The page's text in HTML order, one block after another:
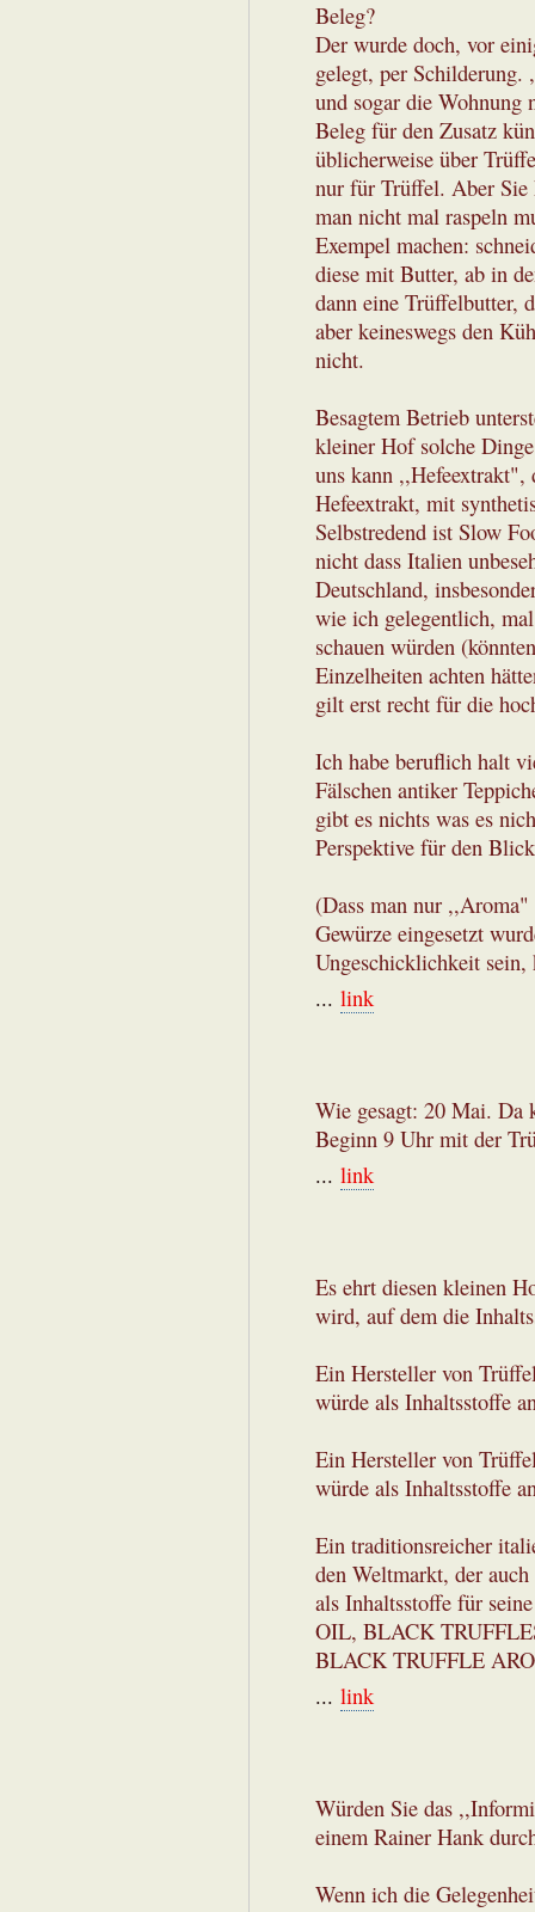
Beleg?
Der wurde doch, vor
gelegt, per
und sogar die
Beleg für den Zusatz
üblicherweise über
nur für Trüffel. Aber Sie
man nicht mal raspeln
Exempel machen:
diese mit Butter, ab in
dann eine Trüffelbutter,
aber keineswegs den
nicht.
Besagtem Betrieb
kleiner Hof solche
uns kann ,,Hefeextrakt",
Hefeextrakt, mit
Selbstredend ist Slow
nicht dass Italien
Deutschland,
wie ich gelegentlich,
schauen würden
Einzelheiten achten
gilt erst recht für die
Ich habe beruflich halt
Fälschen antiker
gibt es nichts was es
Perspektive für den
(Dass man nur ,,Aroma"
Gewürze eingesetzt
Ungeschicklichkeit sein,
... link
Wie gesagt: 20 Mai. Da
Beginn 9 Uhr mit der
... link
Es ehrt diesen kleinen
wird, auf dem die
Ein Hersteller von
würde als Inhaltsstoffe
Ein Hersteller von
würde als Inhaltsstoffe
Ein traditionsreicher
den Weltmarkt, der
als Inhaltsstoffe für
OIL, BLACK
BLACK TRUFFLE
... link
Würden Sie das
einem Rainer Hank
Wenn ich die